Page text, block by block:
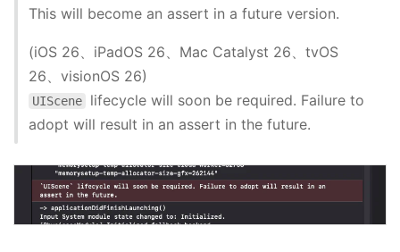
This will become an assert in a future version.
(iOS 26、iPadOS 26、Mac Catalyst 26、tvOS
26、visionOS 26)
UIScene
lifecycle will soon be required. Failure to
adopt will result in an assert in the future.